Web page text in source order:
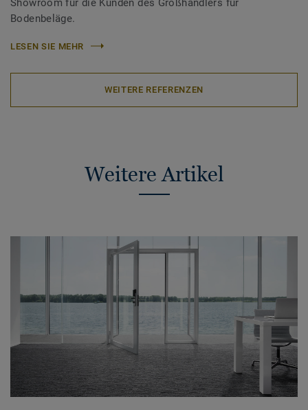
Bodenbeläge.
LESEN SIE MEHR
WEITERE REFERENZEN
Weitere Artikel